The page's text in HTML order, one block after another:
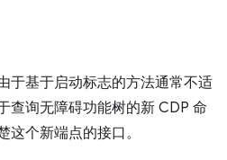
于基于启动标志的方法通常不适
查询无障碍功能树的新 CDP 命
个新端点的接口。